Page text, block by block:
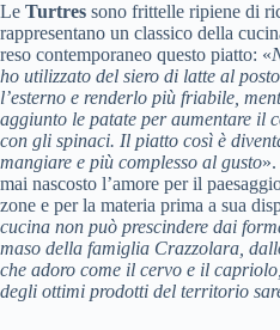
Le Turtres sono frittelle ripiene di
rappresentano un classico della
reso contemporaneo questo piatto: «
ho utilizzato del siero di latte al
l’esterno e renderlo più friabile,
aggiunto le patate per aumentare il
con gli spinaci. Il piatto così è
mangiare e più complesso al gusto
mai nascosto l’amore per il
zone e per la materia prima a sua
cucina non può prescindere dai
maso della famiglia Crazzolara,
che adoro come il cervo e il
degli ottimi prodotti del territorio